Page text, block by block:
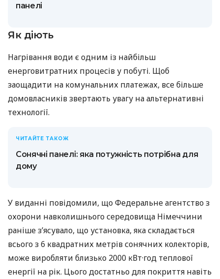
панелі
Як діють
Нагрівання води є одним із найбільш
енерговитратних процесів у побуті. Щоб
заощадити на комунальних платежах, все більше
домовласників звертають увагу на альтернативні
технології.
ЧИТАЙТЕ ТАКОЖ
Сонячні панелі: яка потужність потрібна для
дому
У виданні повідомили, що Федеральне агентство з
охорони навколишнього середовища Німеччини
раніше з’ясувало, що установка, яка складається
всього з 6 квадратних метрів сонячних колекторів,
може виробляти близько 2000 кВт·год теплової
енергії на рік. Цього достатньо для покриття навіть